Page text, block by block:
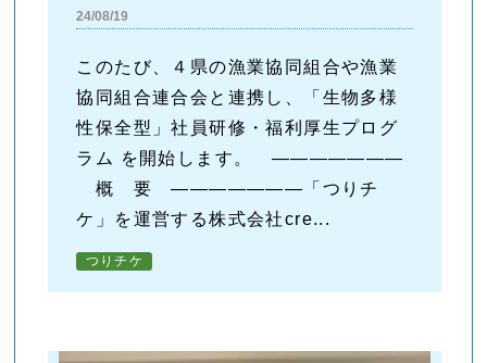
24/08/19
このたび、４県の漁業協同組合や漁業
協同組合連合会と連携し、「生物多様
性保全型」社員研修・福利厚生プログ
ラム を開始します。 ―――――――
概 要 ―――――――「つりチ
ケ」を運営する株式会社cre...
つりチケ